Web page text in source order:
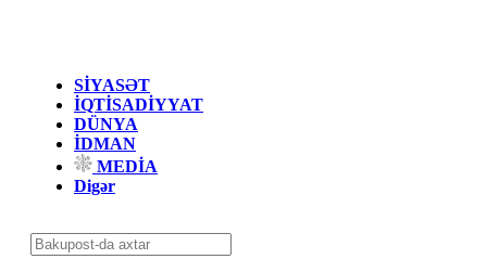
SİYASƏT
İQTİSADİYYAT
DÜNYA
İDMAN
MEDİA
Digər